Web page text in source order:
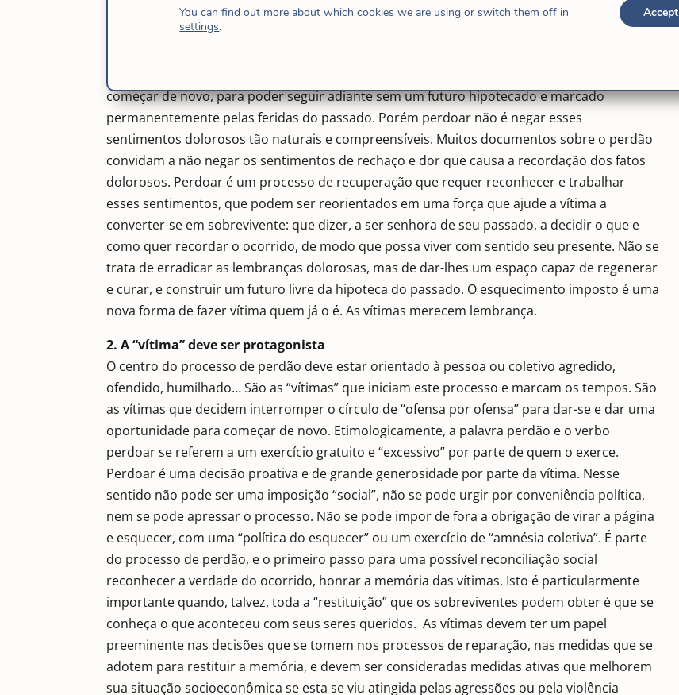
Perdoar não é esquecer, pelo menos não necessariamente, não como imposição externa.
Talvez às vezes a pessoa ofendida ou agredida, por seu momento e situação vital, escolhe
começar de novo, para poder seguir adiante sem um futuro hipotecado e marcado
permanentemente pelas feridas do passado. Porém perdoar não é negar esses
sentimentos dolorosos tão naturais e compreensíveis. Muitos documentos sobre o perdão
convidam a não negar os sentimentos de rechaço e dor que causa a recordação dos fatos
dolorosos. Perdoar é um processo de recuperação que requer reconhecer e trabalhar
esses sentimentos, que podem ser reorientados em uma força que ajude a vítima a
converter-se em sobrevivente: que dizer, a ser senhora de seu passado, a decidir o que e
como quer recordar o ocorrido, de modo que possa viver com sentido seu presente. Não se
trata de erradicar as lembranças dolorosas, mas de dar-lhes um espaço capaz de regenerar
e curar, e construir um futuro livre da hipoteca do passado. O esquecimento imposto é uma
nova forma de fazer vítima quem já o é. As vítimas merecem lembrança.
2. A “vítima” deve ser protagonista
O centro do processo de perdão deve estar orientado à pessoa ou coletivo agredido,
ofendido, humilhado… São as “vítimas” que iniciam este processo e marcam os tempos. São
as vítimas que decidem interromper o círculo de “ofensa por ofensa” para dar-se e dar uma
oportunidade para começar de novo. Etimologicamente, a palavra perdão e o verbo
perdoar se referem a um exercício gratuito e “excessivo” por parte de quem o exerce.
Perdoar é uma decisão proativa e de grande generosidade por parte da vítima. Nesse
sentido não pode ser uma imposição “social”, não se pode urgir por conveniência política,
nem se pode apressar o processo. Não se pode impor de fora a obrigação de virar a página
e esquecer, com uma “política do esquecer” ou um exercício de “amnésia coletiva”. É parte
do processo de perdão, e o primeiro passo para uma possível reconciliação social
reconhecer a verdade do ocorrido, honrar a memória das vítimas. Isto é particularmente
importante quando, talvez, toda a “restituição” que os sobreviventes podem obter é que se
conheça o que aconteceu com seus seres queridos. As vítimas devem ter um papel
preeminente nas decisões que se tomem nos processos de reparação, nas medidas que se
adotem para restituir a memória, e devem ser consideradas medidas ativas que melhorem
sua situação socioeconômica se esta se viu atingida pelas agressões ou pela violência
You can find out more about which cookies we are using or switch them off in
settings.
Accept